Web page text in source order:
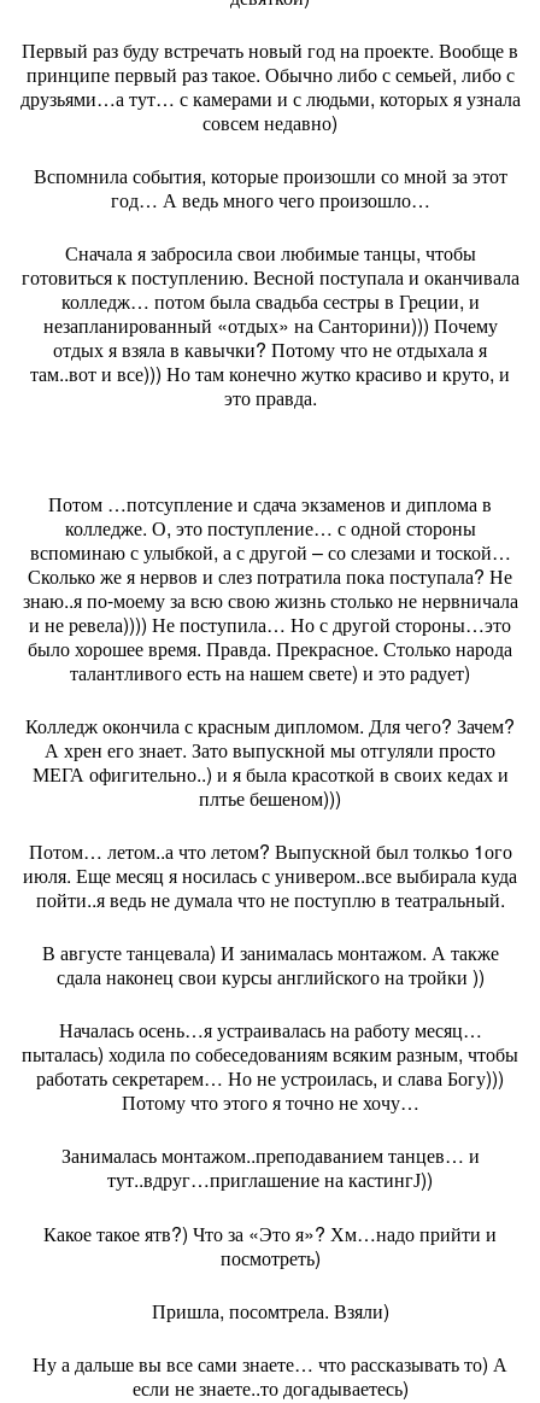
Первый раз буду встречать новый год на проекте. Вообще в
принципе первый раз такое. Обычно либо с семьей, либо с
друзьями…а тут… с камерами и с людьми, которых я узнала
совсем недавно)
Вспомнила события, которые произошли со мной за этот
год… А ведь много чего произошло…
Сначала я забросила свои любимые танцы, чтобы
готовиться к поступлению. Весной поступала и оканчивала
колледж… потом была свадьба сестры в Греции, и
незапланированный «отдых» на Санторини))) Почему
отдых я взяла в кавычки? Потому что не отдыхала я
там..вот и все))) Но там конечно жутко красиво и круто, и
это правда.
Потом …потсупление и сдача экзаменов и диплома в
колледже. О, это поступление… с одной стороны
вспоминаю с улыбкой, а с другой – со слезами и тоской…
Сколько же я нервов и слез потратила пока поступала? Не
знаю..я по-моему за всю свою жизнь столько не нервничала
и не ревела)))) Не поступила… Но с другой стороны…это
было хорошее время. Правда. Прекрасное. Столько народа
талантливого есть на нашем свете) и это радует)
Колледж окончила с красным дипломом. Для чего? Зачем?
А хрен его знает. Зато выпускной мы отгуляли просто
МЕГА офигительно..) и я была красоткой в своих кедах и
плтье бешеном)))
Потом… летом..а что летом? Выпускной был толкьо 1ого
июля. Еще месяц я носилась с универом..все выбирала куда
пойти..я ведь не думала что не поступлю в театральный.
В августе танцевала) И занималась монтажом. А также
сдала наконец свои курсы английского на тройки ))
Началась осень…я устраивалась на работу месяц…
пыталась) ходила по собеседованиям всяким разным, чтобы
работать секретарем… Но не устроилась, и слава Богу)))
Потому что этого я точно не хочу…
Занималась монтажом..преподаванием танцев… и
тут..вдруг…приглашение на кастингJ))
Какое такое ятв?) Что за «Это я»? Хм…надо прийти и
посмотреть)
Пришла, посомтрела. Взяли)
Ну а дальше вы все сами знаете… что рассказывать то) А
если не знаете..то догадываетесь)